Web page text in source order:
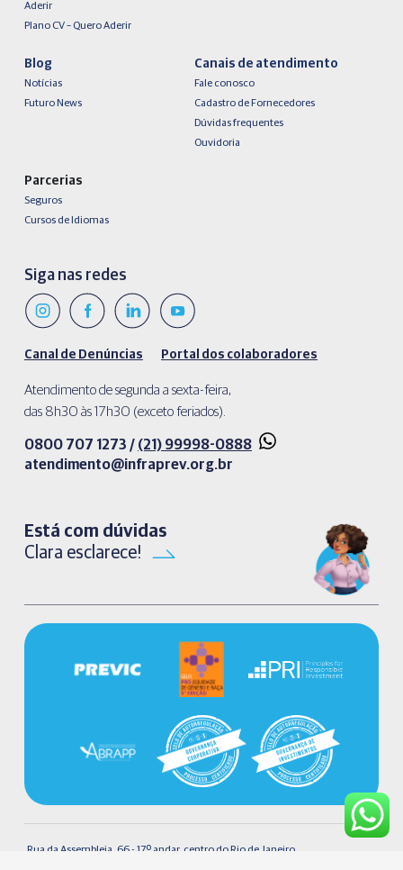
Aderir
Plano CV – Quero Aderir
Blog
Notícias
Futuro News
Canais de atendimento
Fale conosco
Cadastro de Fornecedores
Dúvidas frequentes
Ouvidoria
Parcerias
Seguros
Cursos de Idiomas
Siga nas redes
Canal de Denúncias Portal dos colaboradores
Atendimento de segunda a sexta-feira,
das 8h30 às 17h30 (exceto feriados).
0800 707 1273 / (21) 99998-0888
atendimento@infraprev.org.br​
Está com dúvidas
Clara esclarece!
Rua da Assembleia, 66 - 17º andar, centro do Rio de Janeiro.